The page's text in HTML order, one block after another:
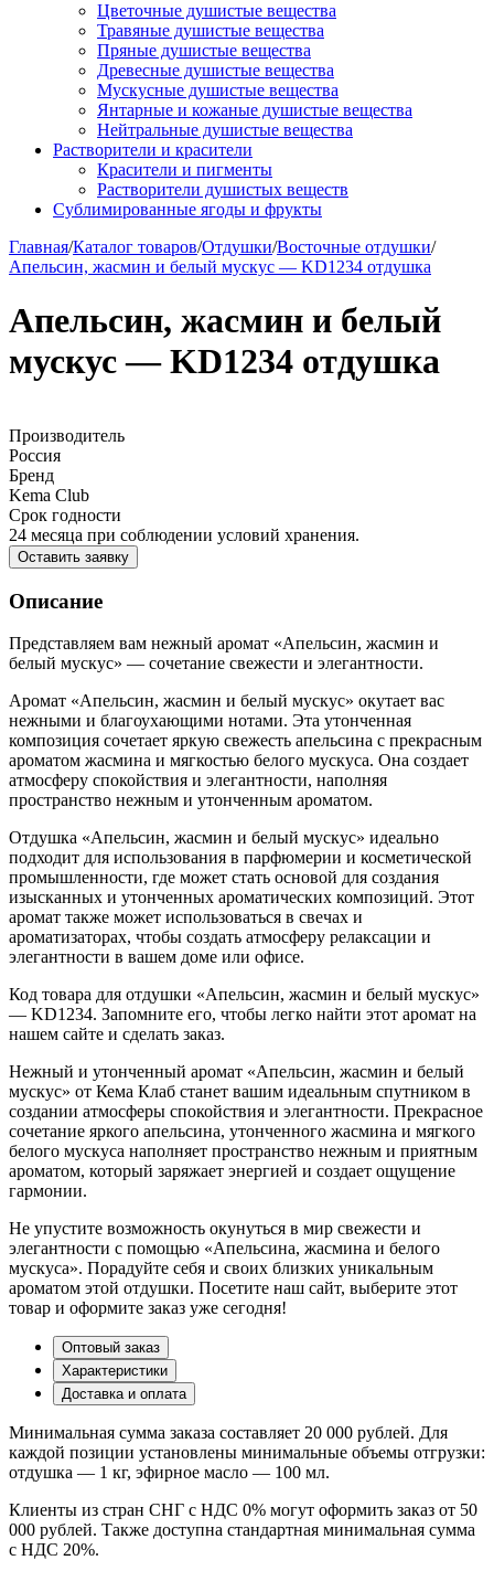
Цветочные душистые вещества
Травяные душистые вещества
Пряные душистые вещества
Древесные душистые вещества
Мускусные душистые вещества
Янтарные и кожаные душистые вещества
Нейтральные душистые вещества
Растворители и красители
Красители и пигменты
Растворители душистых веществ
Сублимированные ягоды и фрукты
Главная/Каталог товаров/Отдушки/Восточные отдушки/
Апельсин, жасмин и белый мускус — KD1234 отдушка
Апельсин, жасмин и белый
мускус — KD1234 отдушка
Производитель
Россия
Бренд
Kema Club
Срок годности
24 месяца при соблюдении условий хранения.
Оставить заявку
Описание
Представляем вам нежный аромат «Апельсин, жасмин и
белый мускус» — сочетание свежести и элегантности.
Аромат «Апельсин, жасмин и белый мускус» окутает вас
нежными и благоухающими нотами. Эта утонченная
композиция сочетает яркую свежесть апельсина с прекрасным
ароматом жасмина и мягкостью белого мускуса. Она создает
атмосферу спокойствия и элегантности, наполняя
пространство нежным и утонченным ароматом.
Отдушка «Апельсин, жасмин и белый мускус» идеально
подходит для использования в парфюмерии и косметической
промышленности, где может стать основой для создания
изысканных и утонченных ароматических композиций. Этот
аромат также может использоваться в свечах и
ароматизаторах, чтобы создать атмосферу релаксации и
элегантности в вашем доме или офисе.
Код товара для отдушки «Апельсин, жасмин и белый мускус»
— KD1234. Запомните его, чтобы легко найти этот аромат на
нашем сайте и сделать заказ.
Нежный и утонченный аромат «Апельсин, жасмин и белый
мускус» от Кема Клаб станет вашим идеальным спутником в
создании атмосферы спокойствия и элегантности. Прекрасное
сочетание яркого апельсина, утонченного жасмина и мягкого
белого мускуса наполняет пространство нежным и приятным
ароматом, который заряжает энергией и создает ощущение
гармонии.
Не упустите возможность окунуться в мир свежести и
элегантности с помощью «Апельсина, жасмина и белого
мускуса». Порадуйте себя и своих близких уникальным
ароматом этой отдушки. Посетите наш сайт, выберите этот
товар и оформите заказ уже сегодня!
Оптовый заказ
Характеристики
Доставка и оплата
Минимальная сумма заказа составляет 20 000 рублей. Для
каждой позиции установлены минимальные объемы отгрузки:
отдушка — 1 кг, эфирное масло — 100 мл.
Клиенты из стран СНГ с НДС 0% могут оформить заказ от 50
000 рублей. Также доступна стандартная минимальная сумма
с НДС 20%.